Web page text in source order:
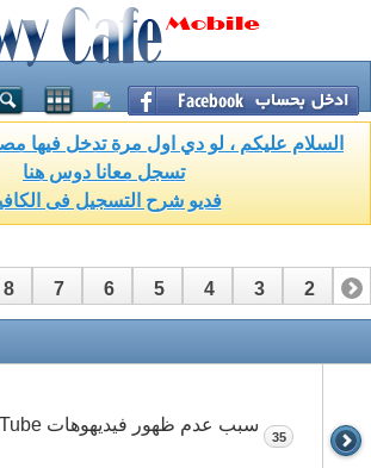
السلام عليكم ، لو دي اول مرة تدخل فيها
تسجل معانا دوس هنا
فديو شرح التسجيل فى
1
2
3
4
5
6
7
8
35